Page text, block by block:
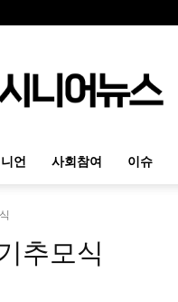
시
언 사회참여 이슈
추모식